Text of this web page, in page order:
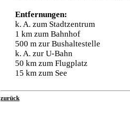
Entfernungen:
k. A. zum Stadtzentrum
1 km zum Bahnhof
500 m zur Bushaltestelle
k. A. zur U-Bahn
50 km zum Flugplatz
15 km zum See
zurück